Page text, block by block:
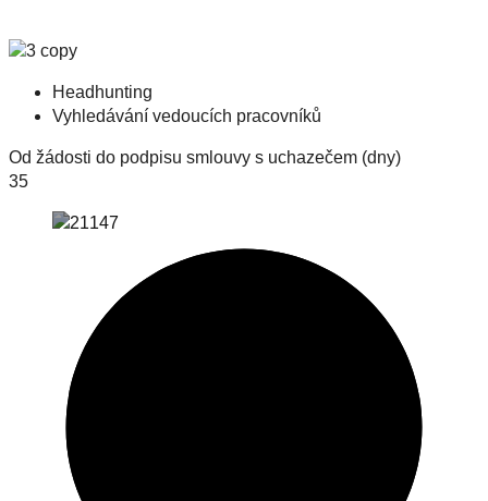
Headhunting
Vyhledávání vedoucích pracovníků
Od žádosti do podpisu smlouvy s uchazečem (dny)
35